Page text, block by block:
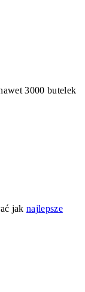
3000 butelek
jaknajlepsze